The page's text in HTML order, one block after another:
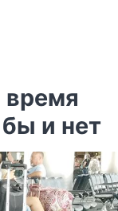
и нет